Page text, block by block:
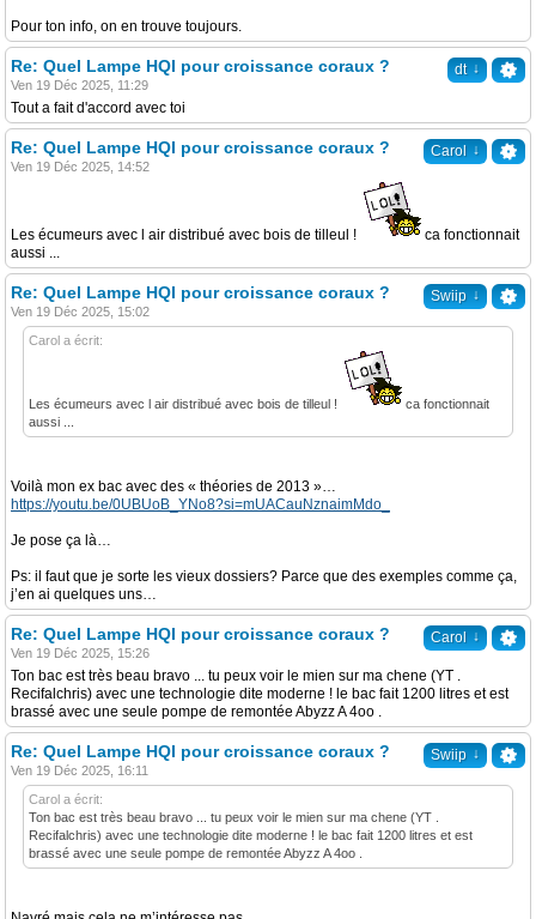
Pour ton info, on en trouve toujours.
dt ↓
Re: Quel Lampe HQI pour croissance coraux ?
Ven 19 Déc 2025, 11:29
Tout a fait d'accord avec toi
Carol ↓
Re: Quel Lampe HQI pour croissance coraux ?
Ven 19 Déc 2025, 14:52
Les écumeurs avec l air distribué avec bois de tilleul !
ca fonctionnait
aussi ...
Swiip ↓
Re: Quel Lampe HQI pour croissance coraux ?
Ven 19 Déc 2025, 15:02
Carol a écrit:
Les écumeurs avec l air distribué avec bois de tilleul !
ca fonctionnait
aussi ...
Voilà mon ex bac avec des « théories de 2013 »…
https://youtu.be/0UBUoB_YNo8?si=mUACauNznaimMdo_
Je pose ça là…
Ps: il faut que je sorte les vieux dossiers? Parce que des exemples comme ça,
j’en ai quelques uns…
Carol ↓
Re: Quel Lampe HQI pour croissance coraux ?
Ven 19 Déc 2025, 15:26
Ton bac est très beau bravo ... tu peux voir le mien sur ma chene (YT .
Recifalchris) avec une technologie dite moderne ! le bac fait 1200 litres et est
brassé avec une seule pompe de remontée Abyzz A 4oo .
Swiip ↓
Re: Quel Lampe HQI pour croissance coraux ?
Ven 19 Déc 2025, 16:11
Carol a écrit:
Ton bac est très beau bravo ... tu peux voir le mien sur ma chene (YT .
Recifalchris) avec une technologie dite moderne ! le bac fait 1200 litres et est
brassé avec une seule pompe de remontée Abyzz A 4oo .